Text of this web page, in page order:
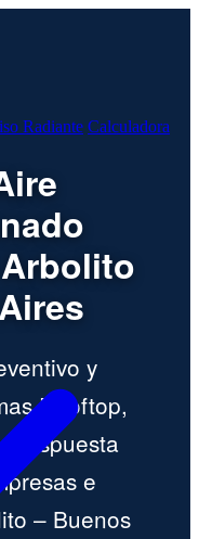
Radiante Calculadora
y
Rooftop,
Respuesta
e
– Buenos